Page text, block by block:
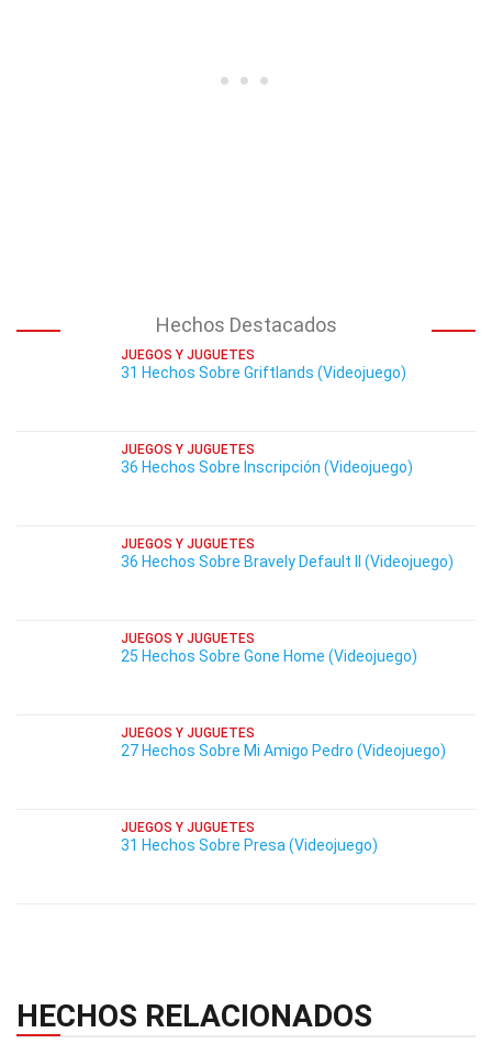
Hechos Destacados
JUEGOS Y JUGUETES
31 Hechos Sobre Griftlands (Videojuego)
JUEGOS Y JUGUETES
36 Hechos Sobre Inscripción (Videojuego)
JUEGOS Y JUGUETES
36 Hechos Sobre Bravely Default II (Videojuego)
JUEGOS Y JUGUETES
25 Hechos Sobre Gone Home (Videojuego)
JUEGOS Y JUGUETES
27 Hechos Sobre Mi Amigo Pedro (Videojuego)
JUEGOS Y JUGUETES
31 Hechos Sobre Presa (Videojuego)
HECHOS RELACIONADOS